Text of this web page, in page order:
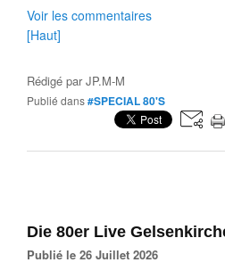
Voir les commentaires
[Haut]
Rédigé parJP.M-M
Publié dans#SPECIAL 80'S
Die 80er Live
Publié le 26 Juillet 2026